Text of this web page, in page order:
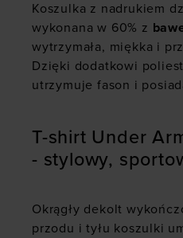
Koszulka z nadrukiem
wykonana w 60% z
wytrzymała, miękka i
Dzięki dodatkowi
utrzymuje fason i
T-shirt Under
- stylowy,
Okrągły dekolt
przodu i tyłu koszulki